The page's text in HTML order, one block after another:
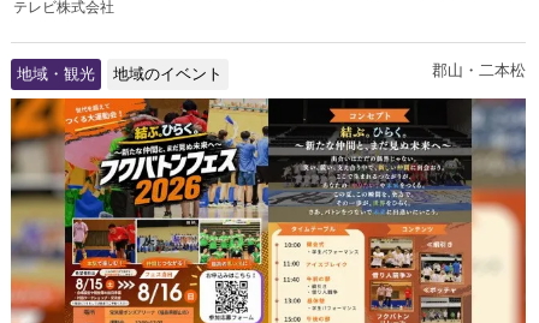
テレビ株式会社
地域・観光 地域のイベント 郡山・二本松